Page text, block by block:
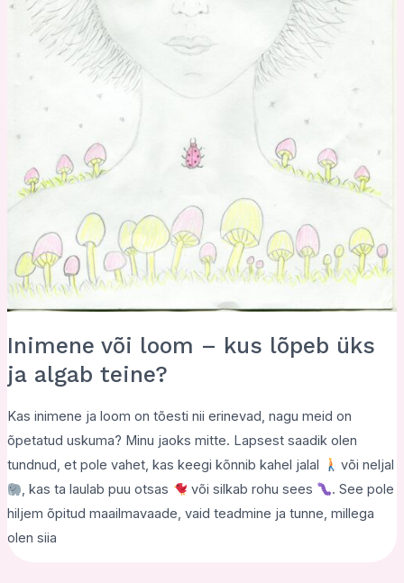
Inimene või loom – kus lõpeb üks
ja algab teine?
Kas inimene ja loom on tõesti nii erinevad, nagu meid on
õpetatud uskuma? Minu jaoks mitte. Lapsest saadik olen
tundnud, et pole vahet, kas keegi kõnnib kahel jalal
või neljal
, kas ta laulab puu otsas
või silkab rohu sees
. See pole
hiljem õpitud maailmavaade, vaid teadmine ja tunne, millega
olen siia